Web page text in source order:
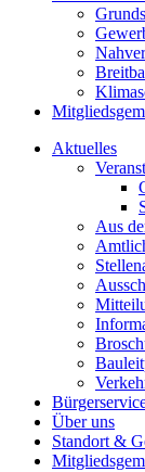
Aktuelles
Aus
Über uns
Standort &